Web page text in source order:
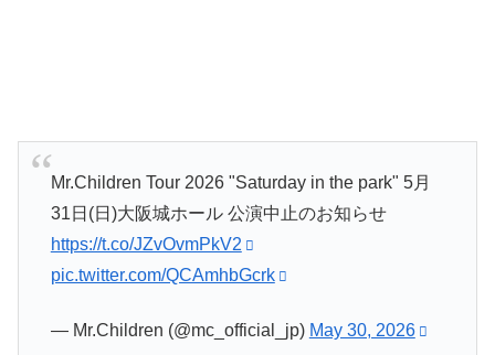
Mr.Children Tour 2026 "Saturday in the park" 5月
31日(日)大阪城ホール 公演中止のお知らせ
https://t.co/JZvOvmPkV2
pic.twitter.com/QCAmhbGcrk
— Mr.Children (@mc_official_jp) May 30, 2026